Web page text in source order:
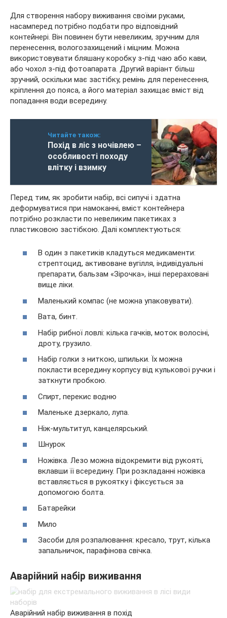
Для створення набору виживання своїми руками,
насамперед потрібно подбати про відповідний
контейнері. Він повинен бути невеликим, зручним для
перенесення, вологозахищений і міцним. Можна
використовувати бляшану коробку з-під чаю або кави,
або чохол з-під фотоапарата. Другий варіант більш
зручний, оскільки має застібку, ремінь для перенесення,
кріплення до пояса, а його матеріал захищає вміст від
попадання води всередину.
Читайте також:
Похід в ліс з ночівлею –
особливості походу
влітку і взимку
Перед тим, як зробити набір, всі сипучі і здатна
деформуватися при намоканні, вміст контейнера
потрібно розкласти по невеликим пакетиках з
пластиковою застібкою. Далі комплектуються:
В один з пакетиків кладуться медикаменти:
стрептоцид, активоване вугілля, індивідуальні
препарати, бальзам «Зірочка», інші перераховані
вище ліки.
Маленький компас (не можна упаковувати).
Вата, бинт.
Набір рибної ловлі: кілька гачків, моток волосіні,
дроту, грузило.
Набір голки з ниткою, шпильки. Їх можна
покласти всередину корпусу від кулькової ручки і
заткнути пробкою.
Спирт, перекис водню
Маленьке дзеркало, лупа.
Ніж-мультитул, канцелярський.
Шнурок
Ножівка. Лезо можна відокремити від рукояті,
вклавши її всередину. При розкладанні ножівка
вставляється в рукоятку і фіксується за
допомогою болта.
Батарейки
Мило
Засоби для розпалювання: кресало, трут, кілька
запальничок, парафінова свічка.
Аварійний набір виживання
Аварійний набір виживання в похід